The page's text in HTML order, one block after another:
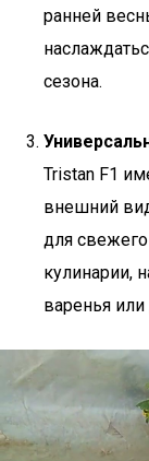
ранней
сезона.
Tristan F1
внешний
для
кулинарии,
варенья